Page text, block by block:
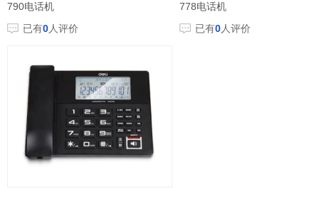
790电话机
已有0人评价
778电话机
已有0人评价